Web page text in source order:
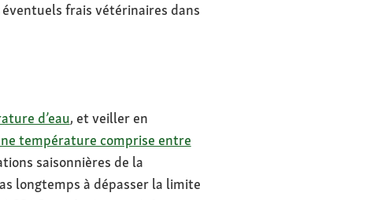
frais vétérinaires dans
d’eau, et veiller en
température comprise entre
saisonnières de la
longtemps à dépasser la limite